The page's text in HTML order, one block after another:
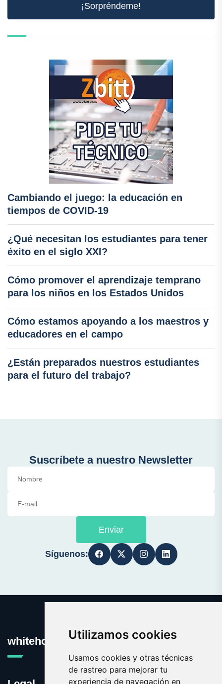
Utilizamos cookies
Usamos cookies y otras técnicas
de rastreo para mejorar tu
experiencia de navegación en
¡Sorpréndeme!
Cambiando el juego: la educación en
tiempos de COVID-19
¿Qué necesitan los estudiantes para tener
éxito en el siglo XXI?
Cómo promover el aprendizaje temprano
para los niños en los Estados Unidos
Cómo estamos apoyando a los maestros y
educadores en el campo
¿Están preparados nuestros estudiantes
para el futuro del trabajo?
Suscríbete a nuestro Newsletter
Enviar
Síguenos:
whitehouse.es